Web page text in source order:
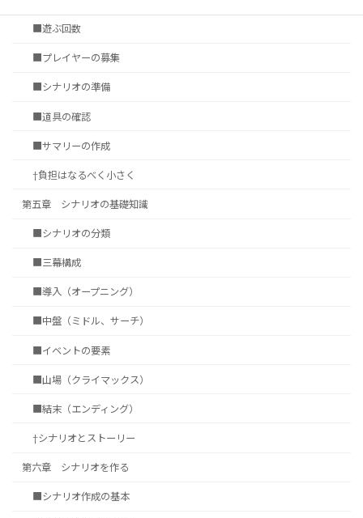
■遊ぶ回数
■プレイヤーの募集
■シナリオの準備
■道具の確認
■サマリーの作成
†負担はなるべく小さく
第五章 シナリオの基礎知識
■シナリオの分類
■三幕構成
■導入（オープニング）
■中盤（ミドル、サーチ）
■イベントの要素
■山場（クライマックス）
■結末（エンディング）
†シナリオとストーリー
第六章 シナリオを作る
■シナリオ作成の基本